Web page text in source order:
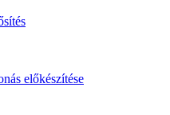
előkészítése